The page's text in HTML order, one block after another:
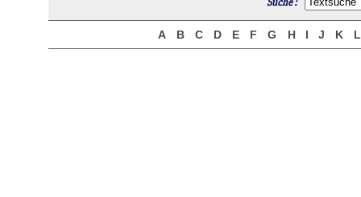
A B C D E F G H I J K